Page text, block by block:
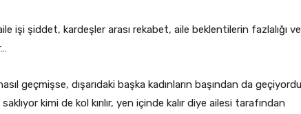
işi şiddet, kardeşler arası rekabet, aile beklentilerin fazlalığı
geçmişse, dışarıdaki başka kadınların başından da geçiyordu
kimi de kol kırılır, yen içinde kalır diye ailesi tarafından